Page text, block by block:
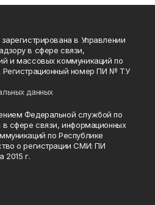
в Управлении
в сфере связи,
и массовых коммуникаций по
Регистрационный номер ПИ № ТУ
данных
Федеральной службой по
в сфере связи, информационных
по Республике
о регистрации СМИ: ПИ
2015 г.